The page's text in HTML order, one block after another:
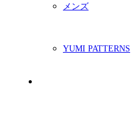
メンズ
YUMI PATTERNS